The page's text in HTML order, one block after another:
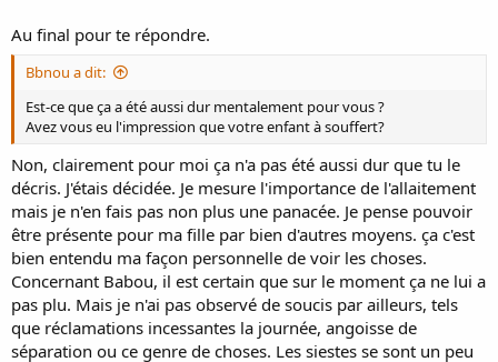
Au final pour te répondre.
Bbnou a dit:
Est-ce que ça a été aussi dur mentalement pour vous ?
Avez vous eu l'impression que votre enfant à souffert?
Non, clairement pour moi ça n'a pas été aussi dur que tu le
décris. J'étais décidée. Je mesure l'importance de l'allaitement
mais je n'en fais pas non plus une panacée. Je pense pouvoir
être présente pour ma fille par bien d'autres moyens. ça c'est
bien entendu ma façon personnelle de voir les choses.
Concernant Babou, il est certain que sur le moment ça ne lui a
pas plu. Mais je n'ai pas observé de soucis par ailleurs, tels
que réclamations incessantes la journée, angoisse de
séparation ou ce genre de choses. Les siestes se sont un peu